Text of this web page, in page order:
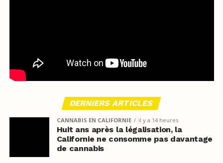
DERNIERS ARTICLES
CANNABIS EN CALIFORNIE il y a 14 heures
Huit ans après la légalisation, la
Californie ne consomme pas davantage
de cannabis